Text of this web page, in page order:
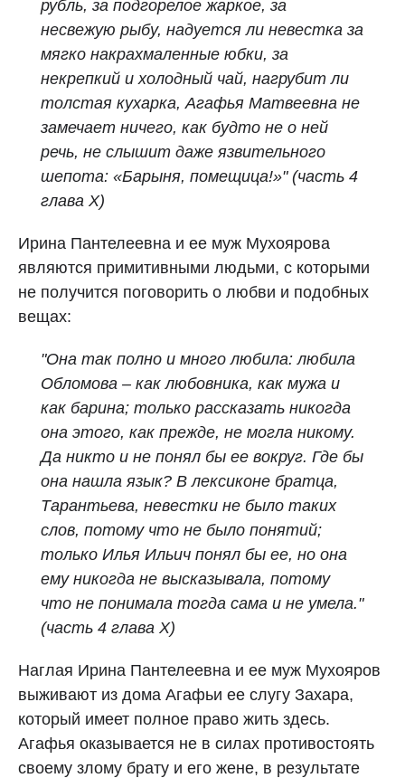
рубль, за подгорелое жаркое, за
несвежую рыбу, надуется ли невестка за
мягко накрахмаленные юбки, за
некрепкий и холодный чай, нагрубит ли
толстая кухарка, Агафья Матвеевна не
замечает ничего, как будто не о ней
речь, не слышит даже язвительного
шепота: «Барыня, помещица!»" (часть 4
глава X)
Ирина Пантелеевна и ее муж Мухоярова
являются примитивными людьми, с которыми
не получится поговорить о любви и подобных
вещах:
"Она так полно и много любила: любила
Обломова – как любовника, как мужа и
как барина; только рассказать никогда
она этого, как прежде, не могла никому.
Да никто и не понял бы ее вокруг. Где бы
она нашла язык? В лексиконе братца,
Тарантьева, невестки не было таких
слов, потому что не было понятий;
только Илья Ильич понял бы ее, но она
ему никогда не высказывала, потому
что не понимала тогда сама и не умела."
(часть 4 глава X)
Наглая Ирина Пантелеевна и ее муж Мухояров
выживают из дома Агафьи ее слугу Захара,
который имеет полное право жить здесь.
Агафья оказывается не в силах противостоять
своему злому брату и его жене, в результате